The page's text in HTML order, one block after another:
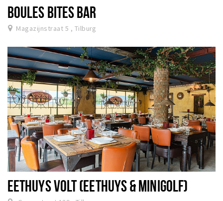
BOULES BITES BAR
Magazijnstraat 5 , Tilburg
EETHUYS VOLT (EETHUYS & MINIGOLF)